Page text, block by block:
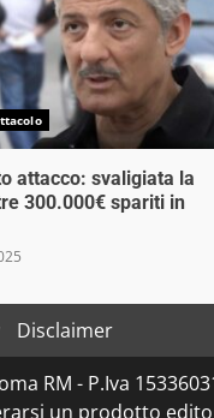
attacco: svaligiata la
300.000€ spariti in
Disclaimer
RM - P.Iva
un prodotto